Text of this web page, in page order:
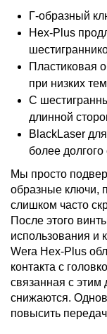
Г-образный
Hex-Plus
Пластиковая
при низких
С
длинной
BlackLaser
более
Мы просто
образные ключи,
слишком часто
После этого
использования и
Wera Hex-Plus
контакта с
связанная с
снижаются.
повысить